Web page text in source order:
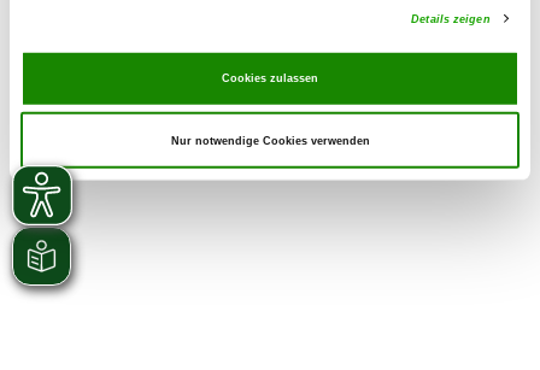
Details zeigen
Cookies zulassen
Nur notwendige Cookies verwenden